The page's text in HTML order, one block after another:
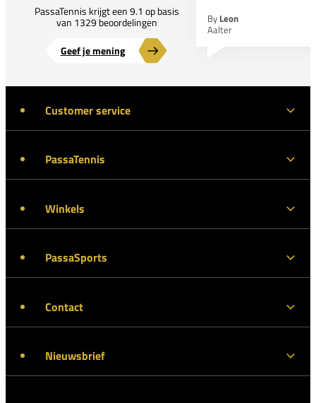
PassaTennis krijgt een 9.1 op basis
van 1329 beoordelingen
Geef je mening
By Leon
Aalter
Customer service
PassaTennis
Winkels
PassaSports
Contact
Nieuwsbrief